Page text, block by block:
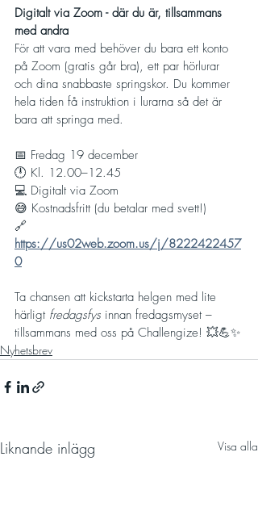
Digitalt via Zoom - där du är, tillsammans
med andra
För att vara med behöver du bara ett konto
på Zoom (gratis går bra), ett par hörlurar
och dina snabbaste springskor. Du kommer
hela tiden få instruktion i lurarna så det är
bara att springa med.
📅 Fredag 19 december
🕛 Kl. 12.00–12.45
💻 Digitalt via Zoom
😅 Kostnadsfritt (du betalar med svett!)
🔗
https://us02web.zoom.us/j/8222422457
0
Ta chansen att kickstarta helgen med lite
härligt fredagsfys innan fredagsmyset –
tillsammans med oss på Challengize! 💥💪✨
Nyhetsbrev
Liknande inlägg Visa alla